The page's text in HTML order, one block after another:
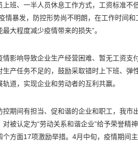
上班、一半人员休息工作方式，工资标准不
情暴发，防控形势尚不明朗，在工作时间
大程度减少疫情带来的损失”。
情影响导致企业生产经营困难、暂无工资支
生产任务不足的，鼓励采取错时上下班、弹
道，实现企业和劳动者的互利共赢。
控期间有担当、促和谐的企业和职工，我市
被认定为“劳动关系和谐企业”给予荣誉精
个方面17项激励举措。4月中旬，疫情期间